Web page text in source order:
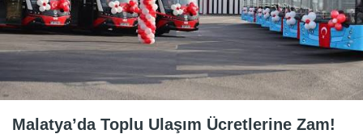
Malatya’da Toplu Ulaşım Ücretlerine Zam!